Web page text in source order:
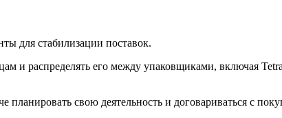
для стабилизации поставок.
и распределять его между упаковщиками, включая
свою деятельность и договариваться с